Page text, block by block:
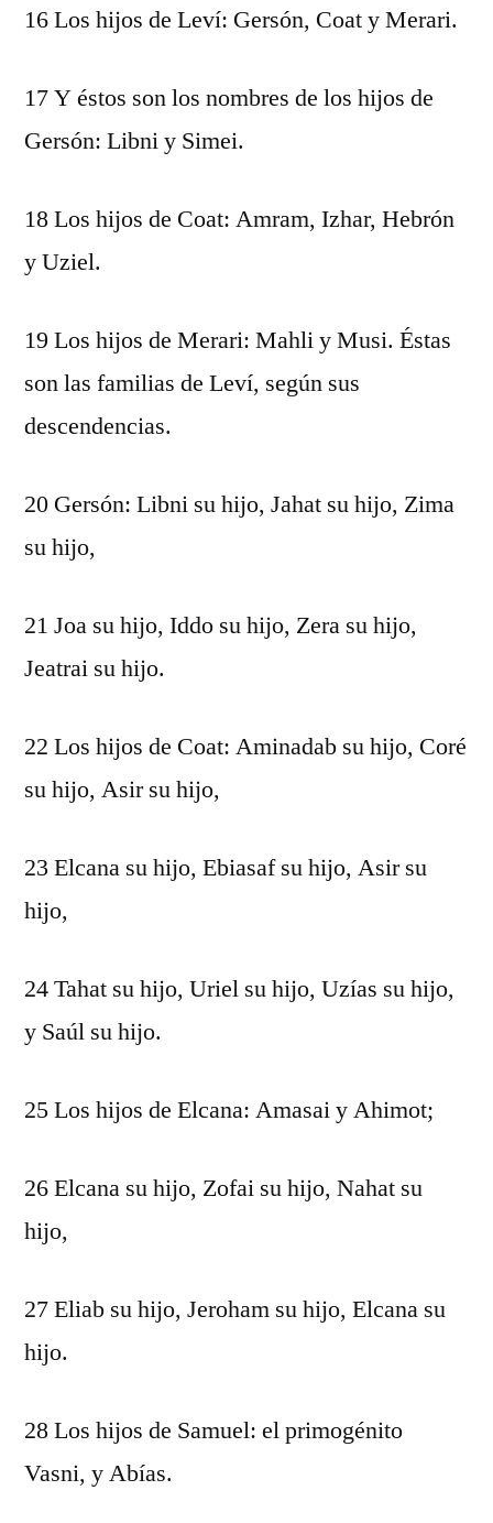
16 Los hijos de Leví: Gersón, Coat y Merari.
17 Y éstos son los nombres de los hijos de
Gersón: Libni y Simei.
18 Los hijos de Coat: Amram, Izhar, Hebrón
y Uziel.
19 Los hijos de Merari: Mahli y Musi. Éstas
son las familias de Leví, según sus
descendencias.
20 Gersón: Libni su hijo, Jahat su hijo, Zima
su hijo,
21 Joa su hijo, Iddo su hijo, Zera su hijo,
Jeatrai su hijo.
22 Los hijos de Coat: Aminadab su hijo, Coré
su hijo, Asir su hijo,
23 Elcana su hijo, Ebiasaf su hijo, Asir su
hijo,
24 Tahat su hijo, Uriel su hijo, Uzías su hijo,
y Saúl su hijo.
25 Los hijos de Elcana: Amasai y Ahimot;
26 Elcana su hijo, Zofai su hijo, Nahat su
hijo,
27 Eliab su hijo, Jeroham su hijo, Elcana su
hijo.
28 Los hijos de Samuel: el primogénito
Vasni, y Abías.